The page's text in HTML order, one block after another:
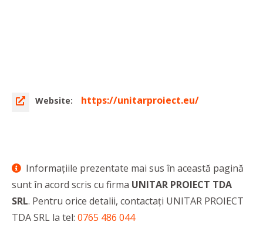
Website: https://unitarproiect.eu/
Informaţiile prezentate mai sus în această pagină
sunt în acord scris cu firma UNITAR PROIECT TDA
SRL. Pentru orice detalii, contactaţi UNITAR PROIECT
TDA SRL la tel: 0765 486 044